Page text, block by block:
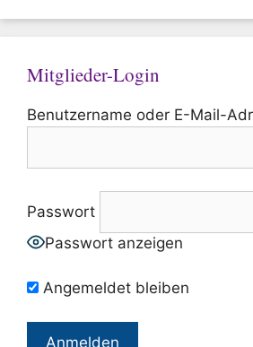
Mitglieder-Login
Benutzername oder E-Mail-
Passwort
Passwort anzeigen
Angemeldet bleiben